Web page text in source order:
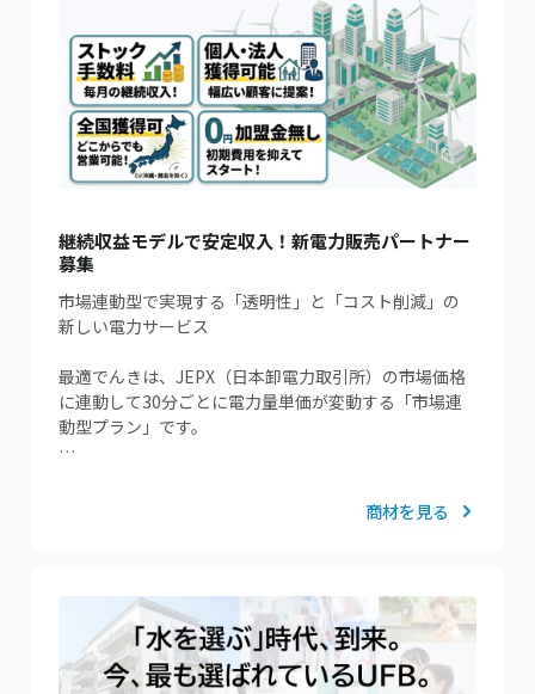
継続収益モデルで安定収入！新電力販売パートナー
募集
市場連動型で実現する「透明性」と「コスト削減」の
新しい電力サービス
最適でんきは、JEPX（日本卸電力取引所）の市場価格
に連動して30分ごとに電力量単価が変動する「市場連
動型プラン」です。
…
商材を見る